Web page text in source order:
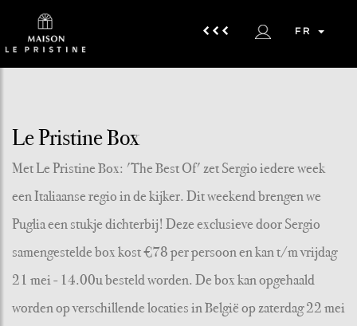
FR
Le Pristine Box
Met Le Pristine Box: 'The Best Of' zet Sergio iedere week
een Italiaanse regio in de kijker. Dit weekend brengen we
Puglia een stukje dichterbij! Deze exclusieve door Sergio
samengestelde box kost €78 per persoon en kan t/m vrijdag
21 mei - 14.00u besteld worden. De box kan opgehaald
worden op verschillende locaties in België op zaterdag 22 mei